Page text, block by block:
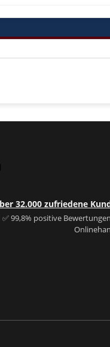
32.000 zufriedene
✅ 99,8% positive